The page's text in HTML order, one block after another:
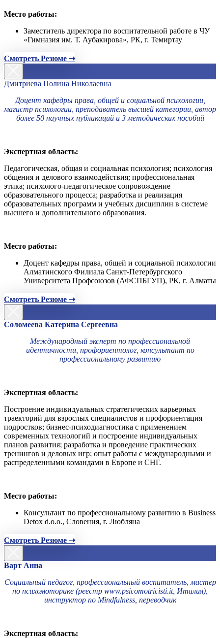
Место работы:
Заместитель директора по воспитательной работе в ЧУ
«Гимназия им. Т. Аубакирова», РК, г. Темиртау
Смотреть Резюме ➝
Дмитриева Полина Николаевна
Доцент кафедры права, общей и социальной психологии,
магистр психологии, преподаватель высшей категории, автор
более 50 научных публикаций и 3 методических пособий
Экспертная область:
Педагогическая, общая и социальная психология; психология
общения и делового взаимодействия; профессиональная
этика; психолого-педагогическое сопровождение
образовательного процесса; разработка и реализация
образовательных программ и учебных дисциплин в системе
высшего и дополнительного образования.
Место работы:
Доцент кафедры права, общей и социальной психологии
Алматинского Филиала Санкт-Петербургского
Университета Профсоюзов (АФСПБГУП), РК, г. Алматы
Смотреть Резюме ➝
Соломеева Катерина Сергеевна
Международный эксперт по профессиональной
идентичности, профориентолог, консультант по
профессиональному развитию
Экспертная область:
Построение индивидуальных стратегических карьерных
траекторий для взрослых специалистов и профориентация
подростков; бизнес-психодиагностика с применением
современных технологий и построение индивидуальных
планов развития; разработка и проведение практических
тренингов и деловых игр; опыт работы с международными и
распределенными командами в Европе и СНГ.
Место работы:
Консультант по профессиональному развитию в Business
Detox d.o.o., Словения, г. Любляна
Смотреть Резюме ➝
Варт Анна
Социальный педагог, профессиональный воспитатель, мастер
по психомоторике (реестр www.psicomotricisti.it, Италия),
инструктор по Mindfulness, переводчик
Экспертная область: